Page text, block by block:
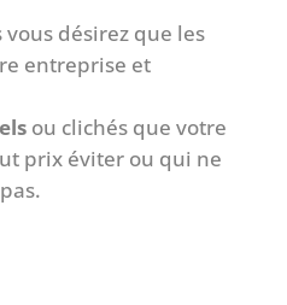
désirez que les
entreprise et
ou clichés que votre
prix éviter ou qui ne